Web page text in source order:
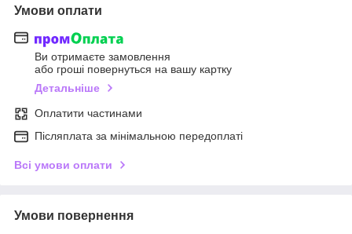
Умови оплати
Ви отримаєте замовлення
або гроші повернуться на вашу картку
Детальніше
Оплатити частинами
Післяплата за мінімальною передоплаті
Всі умови оплати
Умови повернення